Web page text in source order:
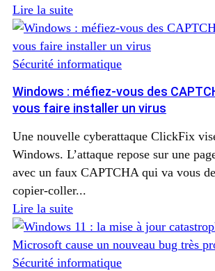
Lire la suite
Sécurité informatique
Windows : méfiez-vous des
vous faire installer un virus
Une nouvelle cyberattaque ClickFix
Windows. L’attaque repose sur une
avec un faux CAPTCHA qui va vous
copier‑coller...
Lire la suite
Sécurité informatique